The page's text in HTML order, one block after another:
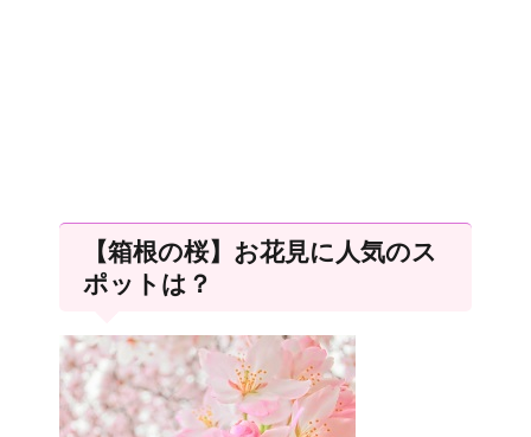
【箱根の桜】お花見に人気のス
ポットは？